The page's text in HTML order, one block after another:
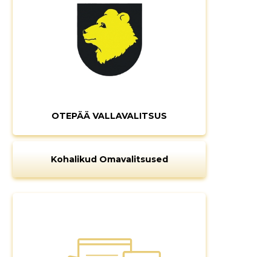
OTEPÄÄ VALLAVALITSUS
Kohalikud Omavalitsused